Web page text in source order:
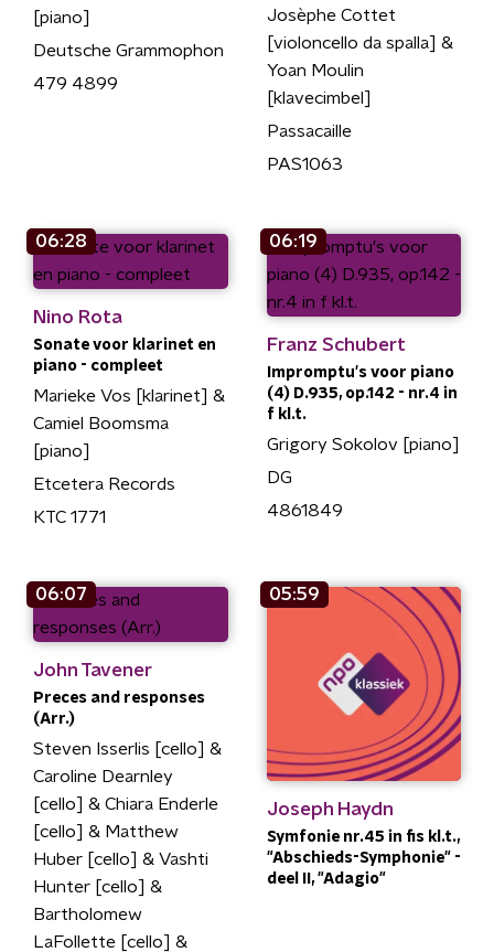
[piano]
Deutsche Grammophon
479 4899
Josèphe Cottet
[violoncello da spalla] &
Yoan Moulin
[klavecimbel]
Passacaille
PAS1063
06:28
Nino Rota
Sonate voor klarinet en
piano - compleet
Marieke Vos [klarinet] &
Camiel Boomsma
[piano]
Etcetera Records
KTC 1771
06:19
Franz Schubert
Impromptu's voor piano
(4) D.935, op.142 - nr.4 in
f kl.t.
Grigory Sokolov [piano]
DG
4861849
06:07
John Tavener
Preces and responses
(Arr.)
Steven Isserlis [cello] &
Caroline Dearnley
[cello] & Chiara Enderle
[cello] & Matthew
Huber [cello] & Vashti
Hunter [cello] &
Bartholomew
LaFollette [cello] &
05:59
Joseph Haydn
Symfonie nr.45 in fis kl.t.,
"Abschieds-Symphonie" -
deel II, "Adagio"